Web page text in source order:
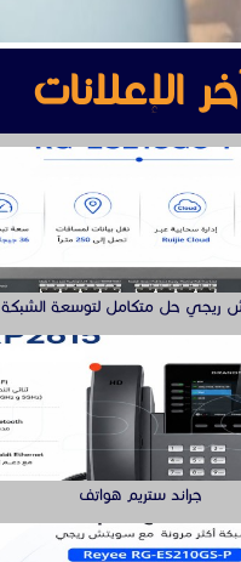
الإعلانات
ريجي حل متكامل لتوسعة الشبكة
جراند ستريم هواتف